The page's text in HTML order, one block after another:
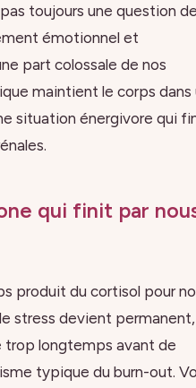
toujours une question
émotionnel et
part colossale de nos
maintient le corps dans
situation énergivore qui
qui finit par
produit du cortisol pour
stress devient
trop longtemps avant de
typique du burn-out.